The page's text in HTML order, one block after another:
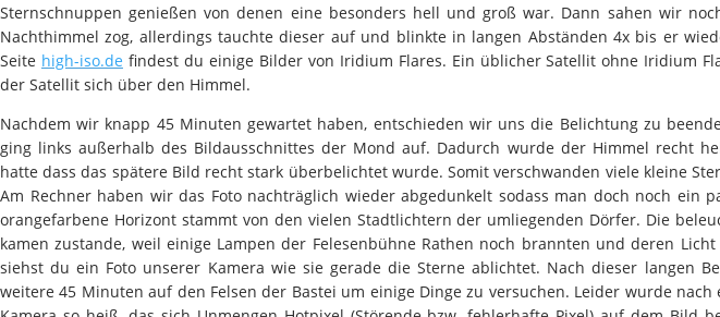
Sternschnuppen genießen von denen eine besonders hell und groß war. Dann sahen wir
Nachthimmel zog, allerdings tauchte dieser auf und blinkte in langen Abständen 4x bis er
Seite high-iso.de findest du einige Bilder von Iridium Flares. Ein üblicher Satellit ohne Iridium
der Satellit sich über den Himmel.
Nachdem wir knapp 45 Minuten gewartet haben, entschieden wir uns die Belichtung zu
ging links außerhalb des Bildausschnittes der Mond auf. Dadurch wurde der Himmel recht
hatte dass das spätere Bild recht stark überbelichtet wurde. Somit verschwanden viele kleine
Am Rechner haben wir das Foto nachträglich wieder abgedunkelt sodass man doch noch ein
orangefarbene Horizont stammt von den vielen Stadtlichtern der umliegenden Dörfer. Die
kamen zustande, weil einige Lampen der Felesenbühne Rathen noch brannten und deren
siehst du ein Foto unserer Kamera wie sie gerade die Sterne ablichtet. Nach dieser langen
weitere 45 Minuten auf den Felsen der Bastei um einige Dinge zu versuchen. Leider wurde